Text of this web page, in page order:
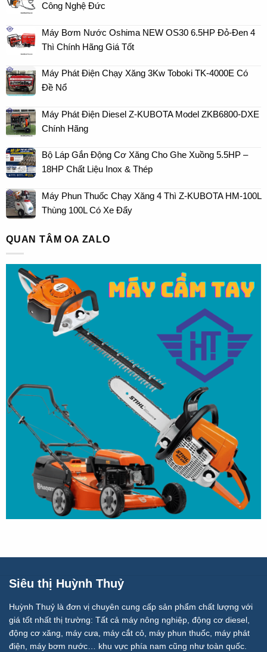
Công Nghệ Đức
Máy Bơm Nước Oshima NEW OS30 6.5HP Đỏ-Đen 4
Thì Chính Hãng Giá Tốt
Máy Phát Điện Chạy Xăng 3Kw Toboki TK-4000E Có
Đề Nổ
Máy Phát Điện Diesel Z-KUBOTA Model ZKB6800-DXE
Chính Hãng
Bộ Láp Gắn Động Cơ Xăng Cho Ghe Xuồng 5.5HP –
18HP Chất Liệu Inox & Thép
Máy Phun Thuốc Chạy Xăng 4 Thì Z-KUBOTA HM-100L
Thùng 100L Có Xe Đẩy
QUAN TÂM OA ZALO
Siêu thị Huỳnh Thuỷ
Huỳnh Thuỷ là đơn vị chuyên cung cấp sản phẩm chất lượng với
giá tốt nhất thị trường: Tất cả máy nông nghiệp, động cơ diesel,
động cơ xăng, máy cưa, máy cắt cỏ, máy phun thuốc, máy phát
điện, máy bơm nước… khu vực phía nam cũng như toàn quốc.